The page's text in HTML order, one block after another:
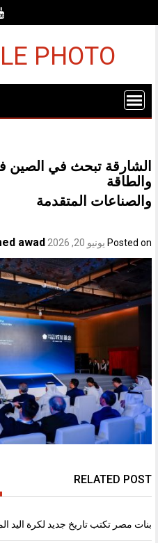
PHOTO
الشارقة تبحث في الصين
والطاقة
والصناعات المتقدمة
Posted on يونيو 20, 2026 awad
RELATED POST
بنات مصر تكتب تاريخ جديد لكرة اليد